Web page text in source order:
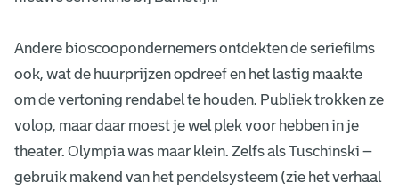
Andere bioscoopondernemers ontdekten de seriefilms
ook, wat de huurprijzen opdreef en het lastig maakte
om de vertoning rendabel te houden. Publiek trokken ze
volop, maar daar moest je wel plek voor hebben in je
theater. Olympia was maar klein. Zelfs als Tuschinski –
gebruik makend van het pendelsysteem (zie het verhaal